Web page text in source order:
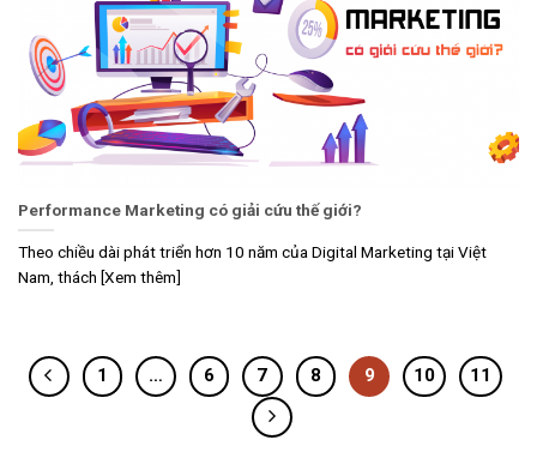
Performance Marketing có giải cứu thế giới?
Theo chiều dài phát triển hơn 10 năm của Digital Marketing tại Việt
Nam, thách [Xem thêm]
1 … 6 7 8 9 10 11